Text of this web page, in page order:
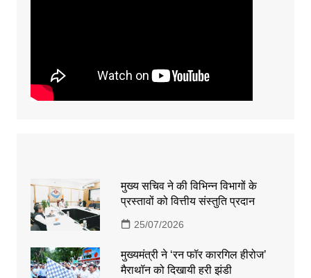
मुख्य सचिव ने की विभिन्न विभागों के
प्रस्तावों को वित्तीय संस्तुति प्रदान
25/07/2026
मुख्यमंत्री ने ‘रन फॉर कारगिल हीरोज’
मैराथॉन को दिखायी हरी झंडी